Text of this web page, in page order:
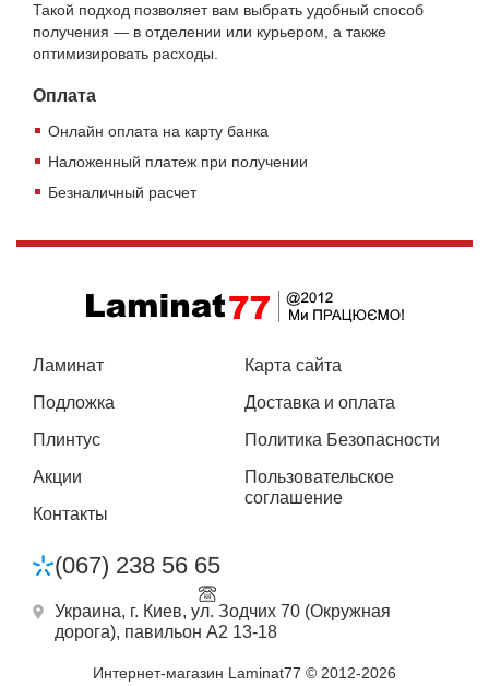
Такой подход позволяет вам выбрать удобный способ
получения — в отделении или курьером, а также
оптимизировать расходы.
Оплата
Онлайн оплата на карту банка
Наложенный платеж при получении
Безналичный расчет
Ламинат
Подложка
Плинтус
Акции
Контакты
Карта сайта
Доставка и оплата
Политика Безопасности
Пользовательское
соглашение
(067) 238 56 65
Украина, г. Киев, ул. Зодчих 70 (Окружная
дорога), павильон А2 13-18
Интернет-магазин Laminat77 © 2012-2026